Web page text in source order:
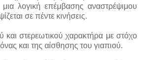
λογική επέμβασης αναστρέψιμου
σε πέντε κινήσεις.
και στερεωτικού χαρακτήρα με στόχο
και της αίσθησης του γιαπιού.